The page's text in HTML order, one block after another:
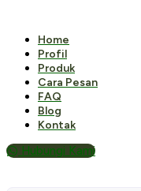
Home
Profil
Produk
Cara Pesan
FAQ
Blog
Kontak
Hubungi Kami